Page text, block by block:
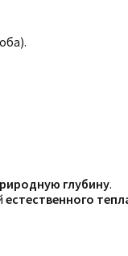
глубину.
естественного